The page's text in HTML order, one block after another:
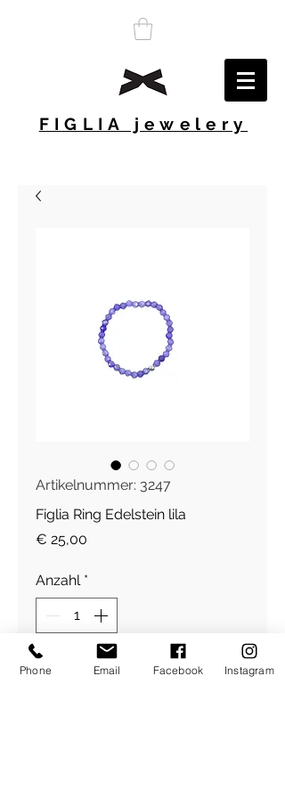
FIGLIA jewelery
Artikelnummer: 3247
Figlia Ring Edelstein lila
€ 25,00
Anzahl *
In den Warenkorb
Phone Email Facebook Instagram